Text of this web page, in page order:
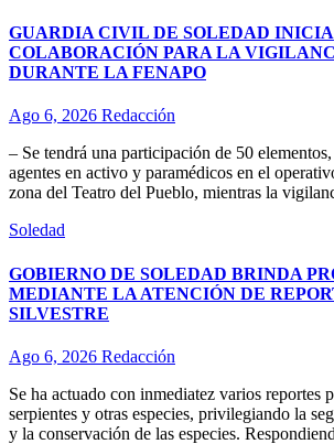
GUARDIA CIVIL DE SOLEDAD INICIA
COLABORACIÓN PARA LA
DURANTE LA FENAPO
Ago 6, 2026 Redacción
– Se tendrá una participación de 50 elementos,
agentes en activo y paramédicos en el
zona del Teatro del Pueblo, mientras la
Soledad
GOBIERNO DE SOLEDAD BRINDA
MEDIANTE LA ATENCIÓN DE
SILVESTRE
Ago 6, 2026 Redacción
Se ha actuado con inmediatez varios reportes
serpientes y otras especies, privilegiando la
y la conservación de las especies.